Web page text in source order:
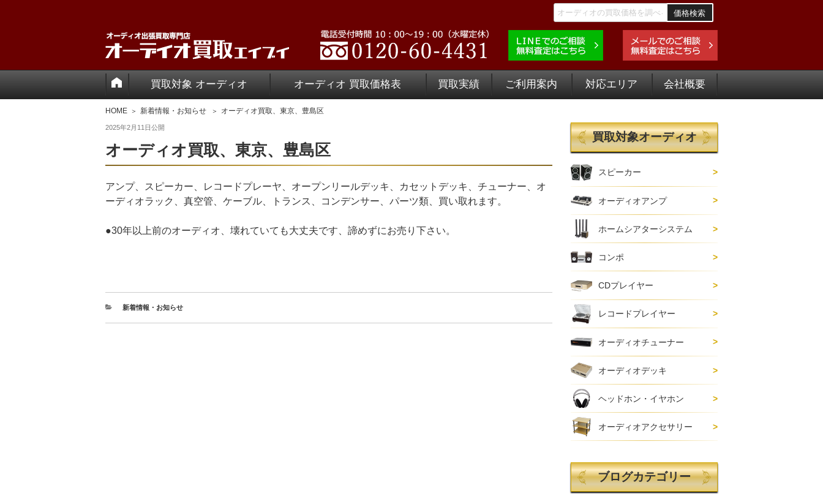
価格検索
買取対象 オーディオ オーディオ 買取価格表 買取実績 ご利用案内 対応エリア 会社概要
HOME 新着情報・お知らせ オーディオ買取、東京、豊島区
2025年2月11日公開
オーディオ買取、東京、豊島区
アンプ、スピーカー、レコードプレーヤ、オープンリールデッキ、カセットデッキ、チューナー、オ
ーディオラック、真空管、ケーブル、トランス、コンデンサー、パーツ類、買い取れます。
●30年以上前のオーディオ、壊れていても大丈夫です、諦めずにお売り下さい。
新着情報・お知らせ
買取対象オーディオ
スピーカー
オーディオアンプ
ホームシアターシステム
コンポ
CDプレイヤー
レコードプレイヤー
オーディオチューナー
オーディオデッキ
ヘッドホン・イヤホン
オーディオアクセサリー
ブログカテゴリー